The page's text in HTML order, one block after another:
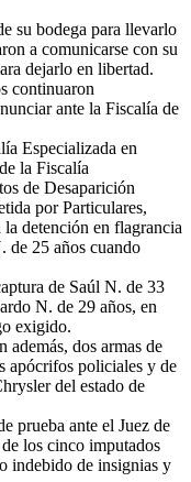
su bodega para llevarlo
a comunicarse con su
dejarlo en libertad.
continuaron
ante la Fiscalía de
Especializada en
la Fiscalía
de Desaparición
por Particulares,
detención en flagrancia
de 25 años cuando
de Saúl N. de 33
N. de 29 años, en
exigido.
además, dos armas de
apócrifos policiales y de
del estado de
prueba ante el Juez de
los cinco imputados
indebido de insignias y